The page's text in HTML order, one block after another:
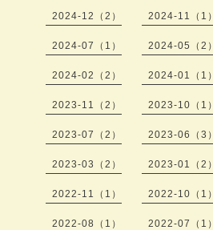
2024-12（2） 2024-11（1）
2024-07（1） 2024-05（2）
2024-02（2） 2024-01（1）
2023-11（2） 2023-10（1）
2023-07（2） 2023-06（3）
2023-03（2） 2023-01（2）
2022-11（1） 2022-10（1）
2022-08（1） 2022-07（1）